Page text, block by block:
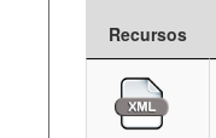
Deputados
Administração
Recursos